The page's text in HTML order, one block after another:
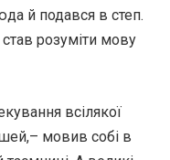
й подався в степ.
розуміти мову
всілякої
мовив собі в